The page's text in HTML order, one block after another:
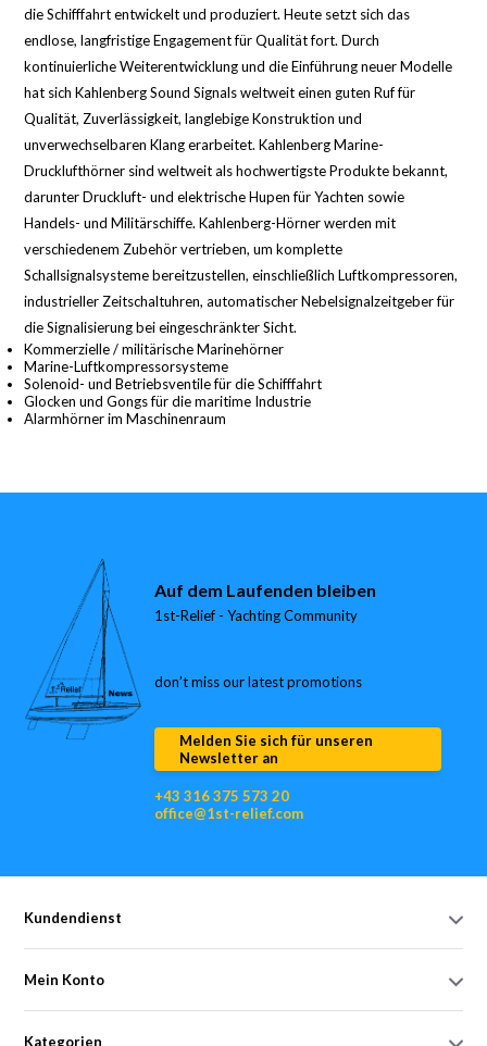
die Schifffahrt entwickelt und produziert. Heute setzt sich das
endlose, langfristige Engagement für Qualität fort. Durch
kontinuierliche Weiterentwicklung und die Einführung neuer Modelle
hat sich Kahlenberg Sound Signals weltweit einen guten Ruf für
Qualität, Zuverlässigkeit, langlebige Konstruktion und
unverwechselbaren Klang erarbeitet. Kahlenberg Marine-
Drucklufthörner sind weltweit als hochwertigste Produkte bekannt,
darunter Druckluft- und elektrische Hupen für Yachten sowie
Handels- und Militärschiffe. Kahlenberg-Hörner werden mit
verschiedenem Zubehör vertrieben, um komplette
Schallsignalsysteme bereitzustellen, einschließlich Luftkompressoren,
industrieller Zeitschaltuhren, automatischer Nebelsignalzeitgeber für
die Signalisierung bei eingeschränkter Sicht.
Kommerzielle / militärische Marinehörner
Marine-Luftkompressorsysteme
Solenoid- und Betriebsventile für die Schifffahrt
Glocken und Gongs für die maritime Industrie
Alarmhörner im Maschinenraum
Auf dem Laufenden bleiben
1st-Relief - Yachting Community
don’t miss our latest promotions
Melden Sie sich für unseren
Newsletter an
+43 316 375 573 20
office@1st-relief.com
Kundendienst
Mein Konto
Kategorien